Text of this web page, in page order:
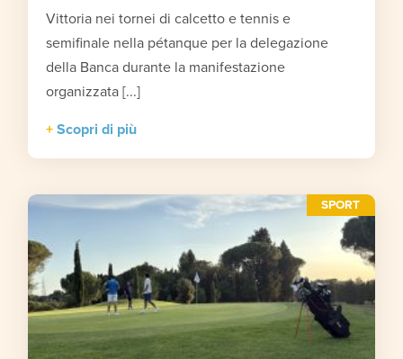
Vittoria nei tornei di calcetto e tennis e
semifinale nella pétanque per la delegazione
della Banca durante la manifestazione
organizzata [...]
Scopri di più
SPORT